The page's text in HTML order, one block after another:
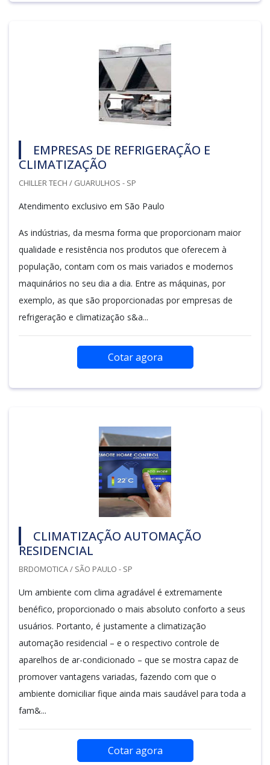
EMPRESAS DE REFRIGERAÇÃO E
CLIMATIZAÇÃO
CHILLER TECH / GUARULHOS - SP
Atendimento exclusivo em São Paulo
As indústrias, da mesma forma que proporcionam maior
qualidade e resistência nos produtos que oferecem à
população, contam com os mais variados e modernos
maquinários no seu dia a dia. Entre as máquinas, por
exemplo, as que são proporcionadas por empresas de
refrigeração e climatização s&a...
Cotar agora
CLIMATIZAÇÃO AUTOMAÇÃO
RESIDENCIAL
BRDOMOTICA / SÃO PAULO - SP
Um ambiente com clima agradável é extremamente
benéfico, proporcionado o mais absoluto conforto a seus
usuários. Portanto, é justamente a climatização
automação residencial – e o respectivo controle de
aparelhos de ar-condicionado – que se mostra capaz de
promover vantagens variadas, fazendo com que o
ambiente domiciliar fique ainda mais saudável para toda a
fam&...
Cotar agora